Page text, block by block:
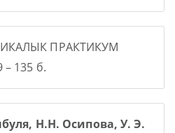
ПРАКТИКУМ
135 б.
Н.Н. Осипова, У. Э.